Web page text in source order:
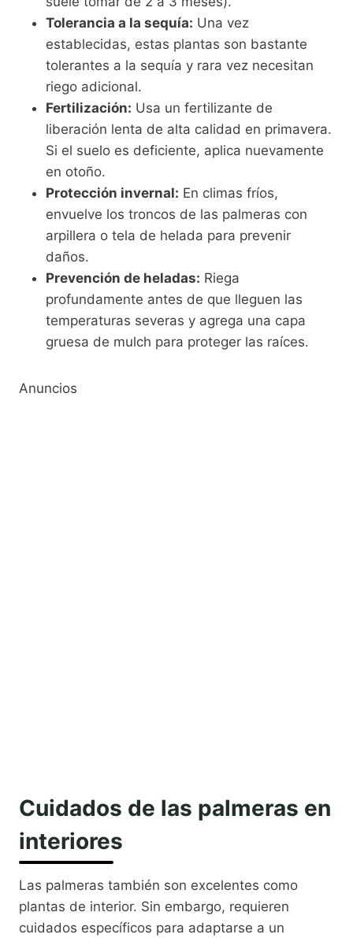
Tolerancia a la sequía: Una vez
establecidas, estas plantas son bastante
tolerantes a la sequía y rara vez necesitan
riego adicional.
Fertilización: Usa un fertilizante de
liberación lenta de alta calidad en primavera.
Si el suelo es deficiente, aplica nuevamente
en otoño.
Protección invernal: En climas fríos,
envuelve los troncos de las palmeras con
arpillera o tela de helada para prevenir
daños.
Prevención de heladas: Riega
profundamente antes de que lleguen las
temperaturas severas y agrega una capa
gruesa de mulch para proteger las raíces.
Anuncios
Cuidados de las palmeras en
interiores
Las palmeras también son excelentes como
plantas de interior. Sin embargo, requieren
cuidados específicos para adaptarse a un